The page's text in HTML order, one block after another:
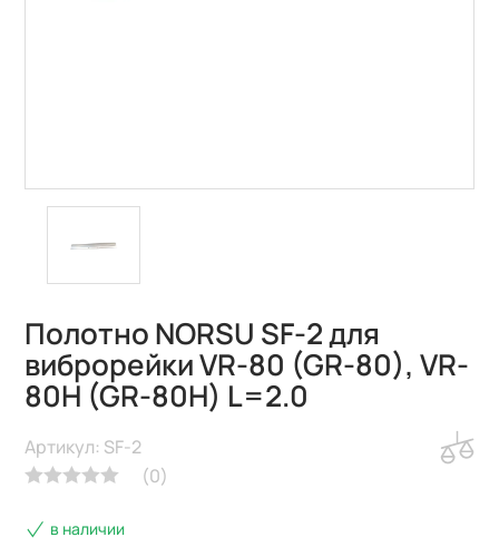
Полотно NORSU SF-2 для
виброрейки VR-80 (GR-80), VR-
80H (GR-80H) L=2.0
(0)
Артикул: SF-2
в наличии